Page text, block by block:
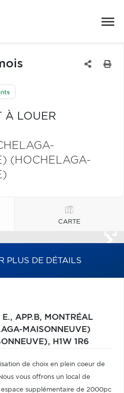
À LOUER
(HOCHELAGA-
CARTE
PLUS DE DÉTAILS
APP.B, MONTRÉAL
MAISONNEUVE)
H1W 1R6
de choix en plein coeur de
vous offrons un local de
supplémentaire de 2000pc